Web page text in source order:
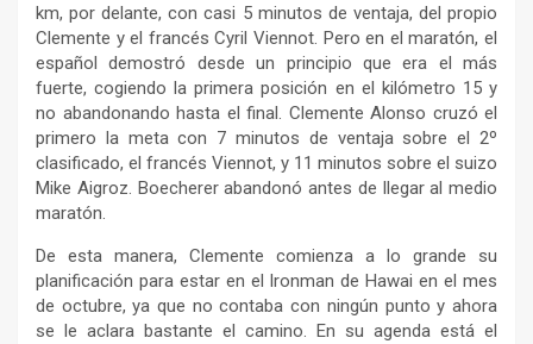
km, por delante, con casi 5 minutos de ventaja, del propio
Clemente y el francés Cyril Viennot. Pero en el maratón, el
español demostró desde un principio que era el más
fuerte, cogiendo la primera posición en el kilómetro 15 y
no abandonando hasta el final. Clemente Alonso cruzó el
primero la meta con 7 minutos de ventaja sobre el 2º
clasificado, el francés Viennot, y 11 minutos sobre el suizo
Mike Aigroz. Boecherer abandonó antes de llegar al medio
maratón.
De esta manera, Clemente comienza a lo grande su
planificación para estar en el Ironman de Hawai en el mes
de octubre, ya que no contaba con ningún punto y ahora
se le aclara bastante el camino. En su agenda está el